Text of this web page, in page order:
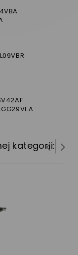
kategorii: